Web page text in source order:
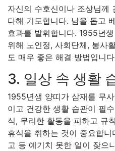
자신의 수호신이나 조상님께
다해 기도합니다. 남을 돕고
효과를 발휘합니다. 1955년
위해 노인정, 사회단체, 봉사
도 매우 좋은 해결 방법입니
3. 일상 속 생활
1955년생 양띠가 삼재를 무
이고 건강한 생활 습관이 필
식, 무리한 활동을 피하고 규
휴식을 취하는 것이 중요합
고 등 예기치 못한 일이 잦으